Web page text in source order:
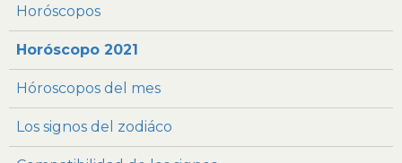
Horóscopos
Horóscopo 2021
Hóroscopos del mes
Los signos del zodiáco